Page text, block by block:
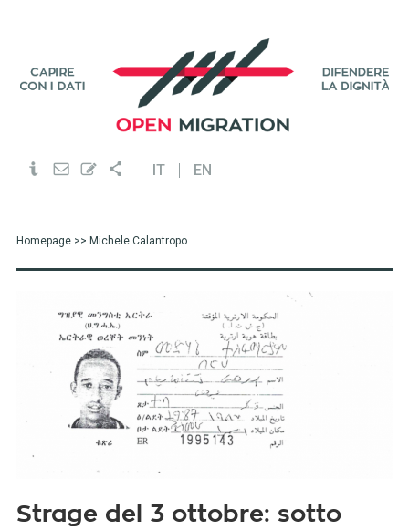
IT EN
Homepage>> Michele Calantropo
Strage del 3 ottobre: sotto